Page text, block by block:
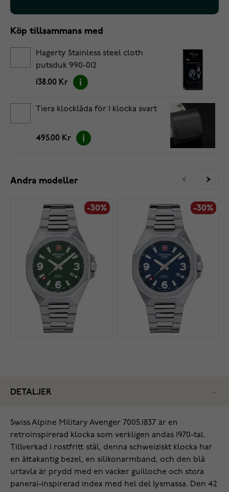
Köp tillsammans med
Hagerty Stainless steel cloth
putsduk 990-012
138.00 Kr
Tiera klocklåda för 1 klocka svart
495.00 Kr
Andra modeller
-30% -30%
DETALJER
Swiss Alpine Military Avenger 7005.1837 är en
retroinspirerad klocka som verkligen andas 1970-tal‌.
Tillverkad i rostfritt stål, denna schweiziskt klocka har
en åttakantig bezel, en silikonarmband, och den blå
urtavla är prydd med en vacker guilloche och stora
panerai-inspirerad index med hel del lysmassa. Den 42